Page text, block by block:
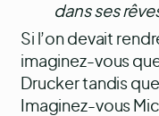
dans ses
Si l’on devait
imaginez-vous
Drucker tandis
Imaginez-vous